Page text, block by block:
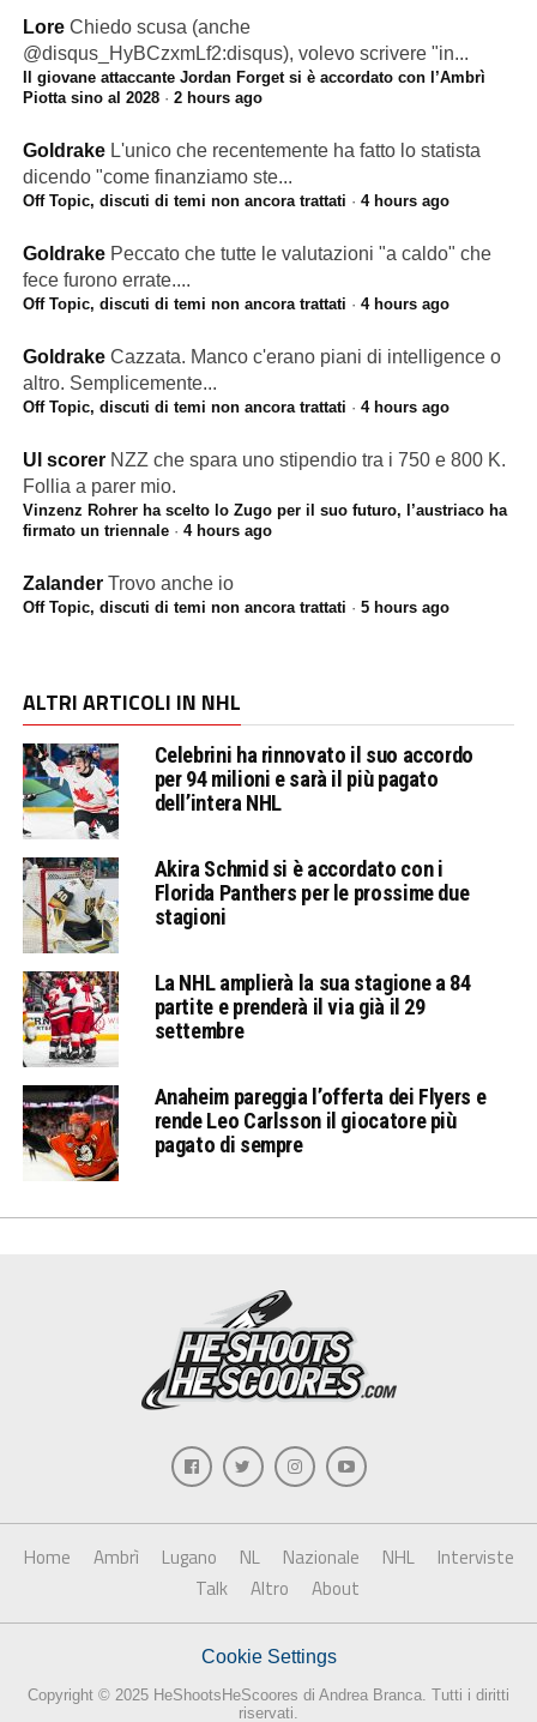
Lore Chiedo scusa (anche
@disqus_HyBCzxmLf2:disqus), volevo scrivere "in...
Il giovane attaccante Jordan Forget si è accordato con l’Ambrì
Piotta sino al 2028· 2 hours ago
Goldrake L'unico che recentemente ha fatto lo statista
dicendo "come finanziamo ste...
Off Topic, discuti di temi non ancora trattati · 4 hours ago
Goldrake Peccato che tutte le valutazioni "a caldo" che
fece furono errate....
Off Topic, discuti di temi non ancora trattati · 4 hours ago
Goldrake Cazzata. Manco c'erano piani di intelligence o
altro. Semplicemente...
Off Topic, discuti di temi non ancora trattati · 4 hours ago
Ul scorer NZZ che spara uno stipendio tra i 750 e 800 K.
Follia a parer mio.
Vinzenz Rohrer ha scelto lo Zugo per il suo futuro, l’austriaco ha
firmato un triennale· 4 hours ago
Zalander Trovo anche io
Off Topic, discuti di temi non ancora trattati · 5 hours ago
ALTRI ARTICOLI IN NHL
Celebrini ha rinnovato il suo accordo
per 94 milioni e sarà il più pagato
dell’intera NHL
Akira Schmid si è accordato con i
Florida Panthers per le prossime due
stagioni
La NHL amplierà la sua stagione a 84
partite e prenderà il via già il 29
settembre
Anaheim pareggia l’offerta dei Flyers e
rende Leo Carlsson il giocatore più
pagato di sempre
Home Ambrì Lugano NL Nazionale NHL
Interviste
Talk
Altro About
Cookie Settings
Copyright © 2025 HeShootsHeScoores di Andrea Branca. Tutti i diritti
riservati.